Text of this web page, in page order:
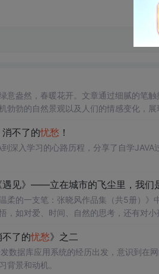
意盎然，春暖花开。文章通过细腻的笔
勃勃的自然景观以及人们的情感变化，展
不了的忧愁 ！
深入学习的心路历程，分享了自学
见》——立在城市的飞尘里，我们
柔的一支笔：张晓风作品集（共5册）
，如对爱、时间、自然的思考，还有对
不了的忧愁》之二
数据库应用系统的经历出发，意识到在
背景和动机。